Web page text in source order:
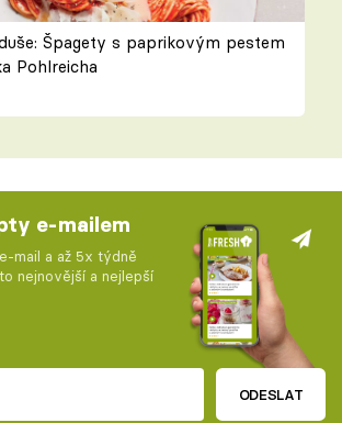
Špagety s paprikovým pestem
Pohlreicha
e-mailem
mail a až 5x týdně
nejnovější a nejlepší
ODESLAT